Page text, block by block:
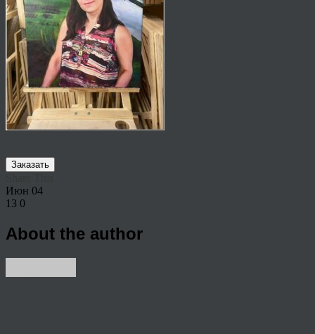
Заказать
Июн 04
13 0
About the author